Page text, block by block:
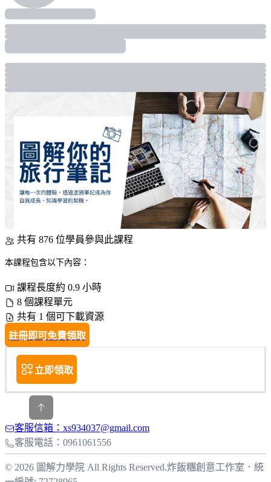
共有 876 位學員參與此課程
本課程包含以下內容：
課程長度約 0.9 小時
8 個課程單元
共有 1 個可下載資源
註冊即可免費領取
立即領取
客服信箱：xs934037@gmail.com
客服電話：0961061556
© 2026 圖解力學院 All Rights Reserved.炸飯糰創意工作室 ． 統